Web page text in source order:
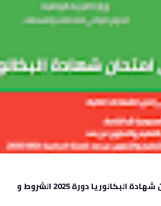
التسجيل في امتحان شهادة البكالوريا دورة 2025 الشروط و